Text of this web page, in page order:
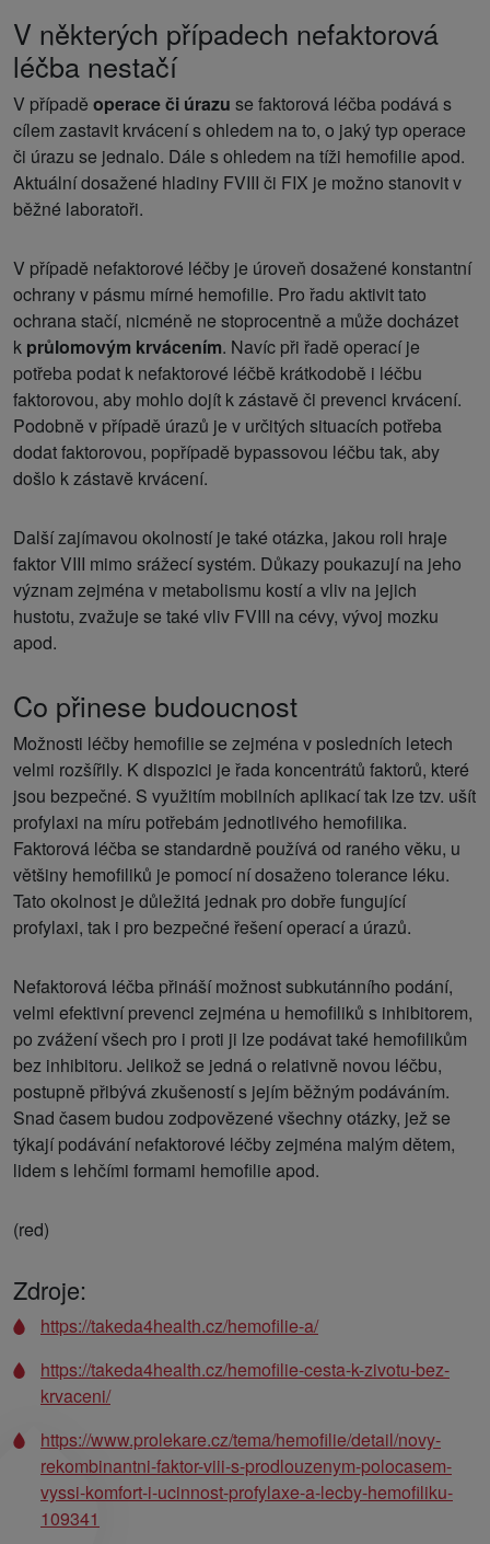
V některých případech nefaktorová
léčba nestačí
V případě operace či úrazu se faktorová léčba podává s
cílem zastavit krvácení s ohledem na to, o jaký typ operace
či úrazu se jednalo. Dále s ohledem na tíži hemofilie apod.
Aktuální dosažené hladiny FVIII či FIX je možno stanovit v
běžné laboratoři.
V případě nefaktorové léčby je úroveň dosažené konstantní
ochrany v pásmu mírné hemofilie. Pro řadu aktivit tato
ochrana stačí, nicméně ne stoprocentně a může docházet
k průlomovým krvácením. Navíc při řadě operací je
potřeba podat k nefaktorové léčbě krátkodobě i léčbu
faktorovou, aby mohlo dojít k zástavě či prevenci krvácení.
Podobně v případě úrazů je v určitých situacích potřeba
dodat faktorovou, popřípadě bypassovou léčbu tak, aby
došlo k zástavě krvácení.
Další zajímavou okolností je také otázka, jakou roli hraje
faktor VIII mimo srážecí systém. Důkazy poukazují na jeho
význam zejména v metabolismu kostí a vliv na jejich
hustotu, zvažuje se také vliv FVIII na cévy, vývoj mozku
apod.
Co přinese budoucnost
Možnosti léčby hemofilie se zejména v posledních letech
velmi rozšířily. K dispozici je řada koncentrátů faktorů, které
jsou bezpečné. S využitím mobilních aplikací tak lze tzv. ušít
profylaxi na míru potřebám jednotlivého hemofilika.
Faktorová léčba se standardně používá od raného věku, u
většiny hemofiliků je pomocí ní dosaženo tolerance léku.
Tato okolnost je důležitá jednak pro dobře fungující
profylaxi, tak i pro bezpečné řešení operací a úrazů.
Nefaktorová léčba přináší možnost subkutánního podání,
velmi efektivní prevenci zejména u hemofiliků s inhibitorem,
po zvážení všech pro i proti ji lze podávat také hemofilikům
bez inhibitoru. Jelikož se jedná o relativně novou léčbu,
postupně přibývá zkušeností s jejím běžným podáváním.
Snad časem budou zodpovězené všechny otázky, jež se
týkají podávání nefaktorové léčby zejména malým dětem,
lidem s lehčími formami hemofilie apod.
(red)
Zdroje:
https://takeda4health.cz/hemofilie-a/
https://takeda4health.cz/hemofilie-cesta-k-zivotu-bez-
krvaceni/
https://www.prolekare.cz/tema/hemofilie/detail/novy-
rekombinantni-faktor-viii-s-prodlouzenym-polocasem-
vyssi-komfort-i-ucinnost-profylaxe-a-lecby-hemofiliku-
109341